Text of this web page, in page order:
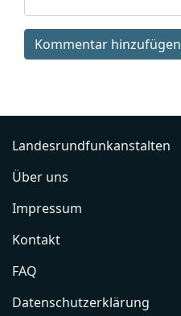
Kommentar hinzufügen
Landesrundfunkanstalten
Über uns
Impressum
Kontakt
FAQ
Datenschutzerklärung